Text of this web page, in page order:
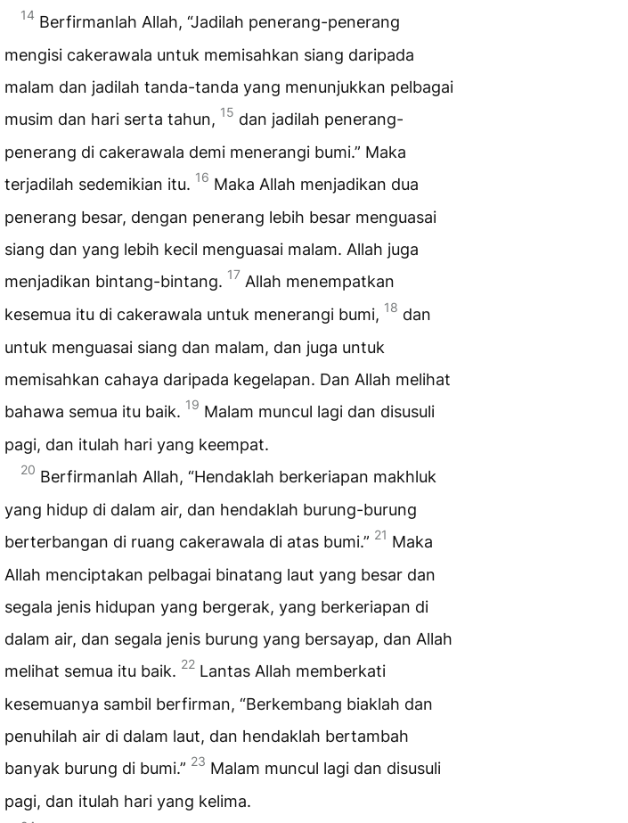
14 Berfirmanlah Allah, “Jadilah penerang-penerang
mengisi cakerawala untuk memisahkan siang daripada
malam dan jadilah tanda-tanda yang menunjukkan pelbagai
musim dan hari serta tahun, 15 dan jadilah penerang-
penerang di cakerawala demi menerangi bumi.” Maka
terjadilah sedemikian itu. 16 Maka Allah menjadikan dua
penerang besar, dengan penerang lebih besar menguasai
siang dan yang lebih kecil menguasai malam. Allah juga
menjadikan bintang-bintang. 17 Allah menempatkan
kesemua itu di cakerawala untuk menerangi bumi, 18 dan
untuk menguasai siang dan malam, dan juga untuk
memisahkan cahaya daripada kegelapan. Dan Allah melihat
bahawa semua itu baik. 19 Malam muncul lagi dan disusuli
pagi, dan itulah hari yang keempat.
20 Berfirmanlah Allah, “Hendaklah berkeriapan makhluk
yang hidup di dalam air, dan hendaklah burung-burung
berterbangan di ruang cakerawala di atas bumi.” 21 Maka
Allah menciptakan pelbagai binatang laut yang besar dan
segala jenis hidupan yang bergerak, yang berkeriapan di
dalam air, dan segala jenis burung yang bersayap, dan Allah
melihat semua itu baik. 22 Lantas Allah memberkati
kesemuanya sambil berfirman, “Berkembang biaklah dan
penuhilah air di dalam laut, dan hendaklah bertambah
banyak burung di bumi.” 23 Malam muncul lagi dan disusuli
pagi, dan itulah hari yang kelima.